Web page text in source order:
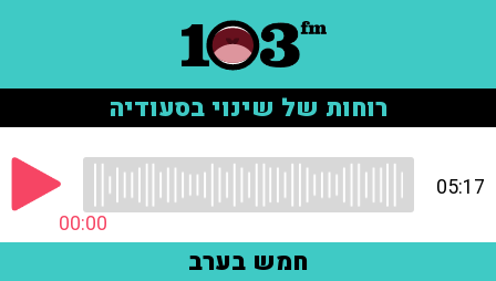
רוחות של שינוי בסעודיה
00:00
05:17
חמש בערב